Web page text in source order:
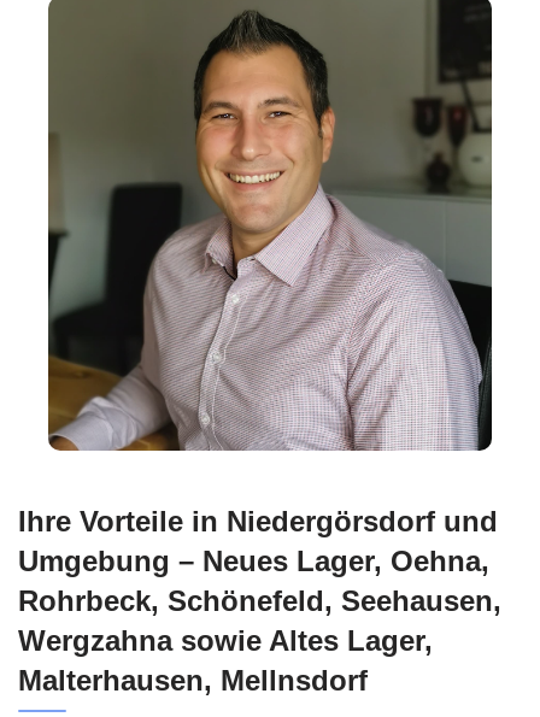
Ihre Vorteile in Niedergörsdorf und
Umgebung – Neues Lager, Oehna,
Rohrbeck, Schönefeld, Seehausen,
Wergzahna sowie Altes Lager,
Malterhausen, Mellnsdorf